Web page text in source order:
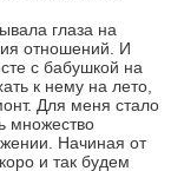
глаза на
отношений. И
с бабушкой на
к нему на лето,
Для меня стало
множество
Начиная от
и так будем